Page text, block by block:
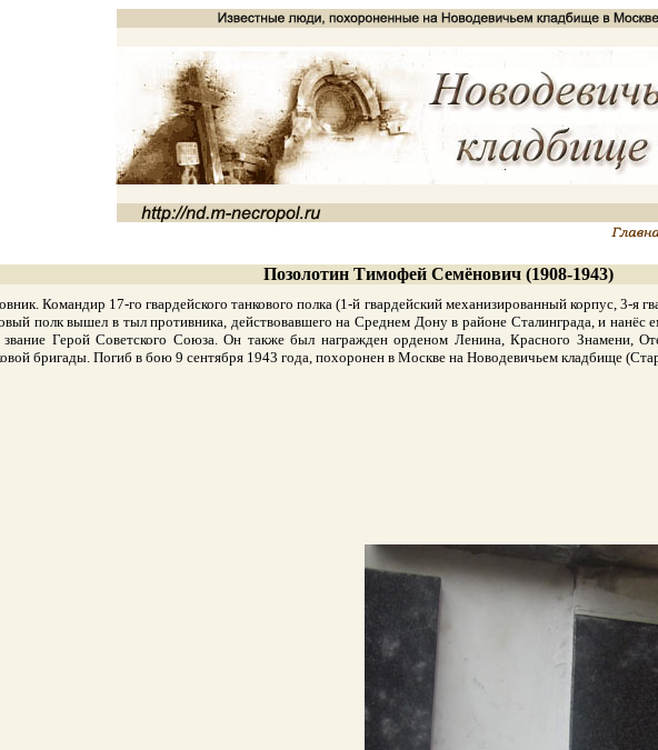
Позолотин Тимофей Семёнович (1908-1943)
Командир 17-го гвардейского танкового полка (1-й гвардейский механизированный корпус, 3-я
полк вышел в тыл противника, действовавшего на Среднем Дону в районе Сталинграда, и
Герой Советского Союза. Он также был награжден орденом Ленина, Красного Знамени,
бригады. Погиб в бою 9 сентября 1943 года, похоронен в Москве на Новодевичьем кладбище